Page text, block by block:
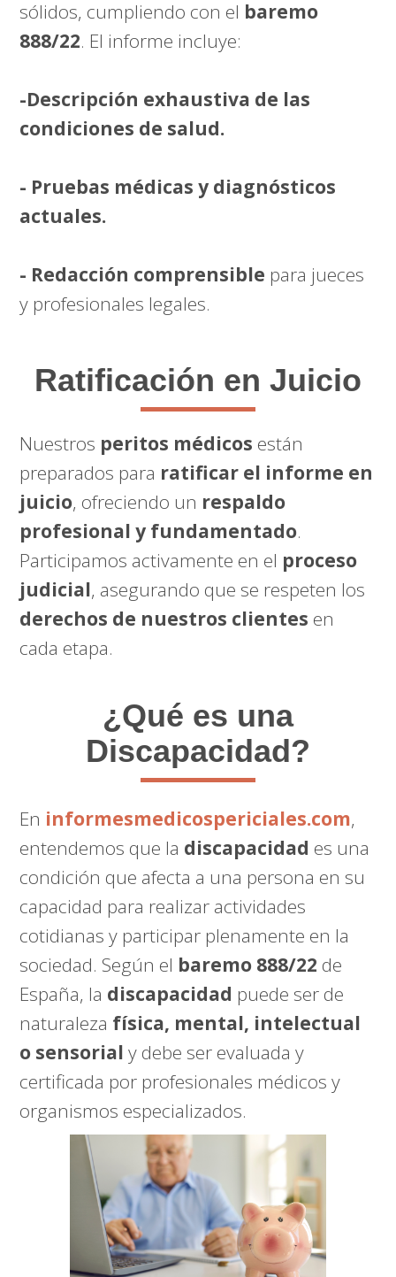
sólidos, cumpliendo con el baremo
888/22. El informe incluye:
-Descripción exhaustiva de las
condiciones de salud.
- Pruebas médicas y diagnósticos
actuales.
- Redacción comprensible para jueces
y profesionales legales.
Ratificación en Juicio
Nuestros peritos médicos están
preparados para ratificar el informe en
juicio, ofreciendo un respaldo
profesional y fundamentado.
Participamos activamente en el proceso
judicial, asegurando que se respeten los
derechos de nuestros clientes en
cada etapa.
¿Qué es una
Discapacidad?
En informesmedicospericiales.com,
entendemos que la discapacidad es una
condición que afecta a una persona en su
capacidad para realizar actividades
cotidianas y participar plenamente en la
sociedad. Según el baremo 888/22 de
España, la discapacidad puede ser de
naturaleza física, mental, intelectual
o sensorial y debe ser evaluada y
certificada por profesionales médicos y
organismos especializados.